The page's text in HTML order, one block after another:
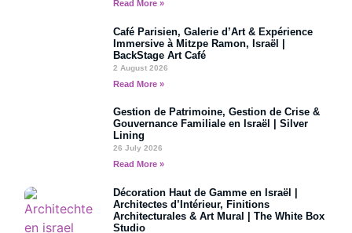
Read More »
Café Parisien, Galerie d’Art & Expérience
Immersive à Mitzpe Ramon, Israël |
BackStage Art Café
2 August 2026
Read More »
Gestion de Patrimoine, Gestion de Crise &
Gouvernance Familiale en Israël | Silver
Lining
26 July 2026
Read More »
Décoration Haut de Gamme en Israël |
Architectes d’Intérieur, Finitions
Architecturales & Art Mural | The White Box
Studio